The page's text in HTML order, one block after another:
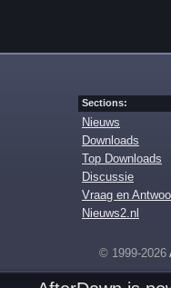
Sections:
Nieuws
Downloads
Top Downloads
Discussie
Vraag en
Nieuws2.nl
© 1999-2026